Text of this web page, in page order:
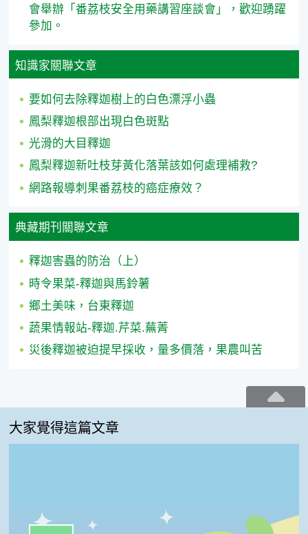
會舉辦「番荔枝安全用藥講習座談會」，歡迎踴躍
參加。
知識家關聯文章
要如何去除釋迦樹上的白色漂浮小蟲
鳳梨釋迦根部出現白色斑點
光滑的大目釋迦
鳳梨釋迦新吐枝芽黃化落葉該如何處理補救?
網路報導刺果番荔枝的癌症療效？
典藏期刊關聯文章
釋迦害蟲的防治（上）
時令果菜-釋迦與馬鈴薯
鄉土美味，台東釋迦
蔬果情報站-釋迦.芹菜.蕪菁
災後釋迦被迫提早採收，量多價落，果農叫苦
大家覺得這篇文章